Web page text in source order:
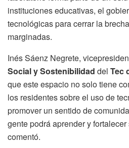
instituciones educativas, el
tecnológicas para cerrar la
marginadas.
Inés Sáenz Negrete,
Social y Sostenibilidad del Tec
que este espacio no solo tiene
los residentes sobre el uso de
promover un sentido de
gente podrá aprender y fortalecer
comentó.